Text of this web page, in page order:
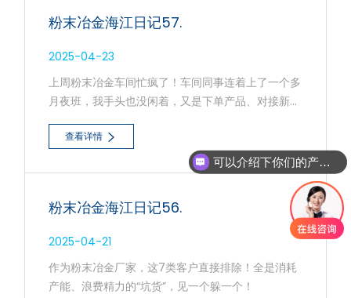
能保证硬度统一。
粉末冶金海江日记57.
2025-04-23
上周粉末冶金车间忙疯了！车间同事连着上了一个多
月夜班，我手头也没闲着，又是下单产品、对接新客
查看详情
粉末冶金海江日记56.
2025-04-21
作为粉末冶金厂家，这7类客户直接排除！全是消耗
产能、浪费精力的“坑货”，见一个躲一个！
可以介绍下你们的产品么